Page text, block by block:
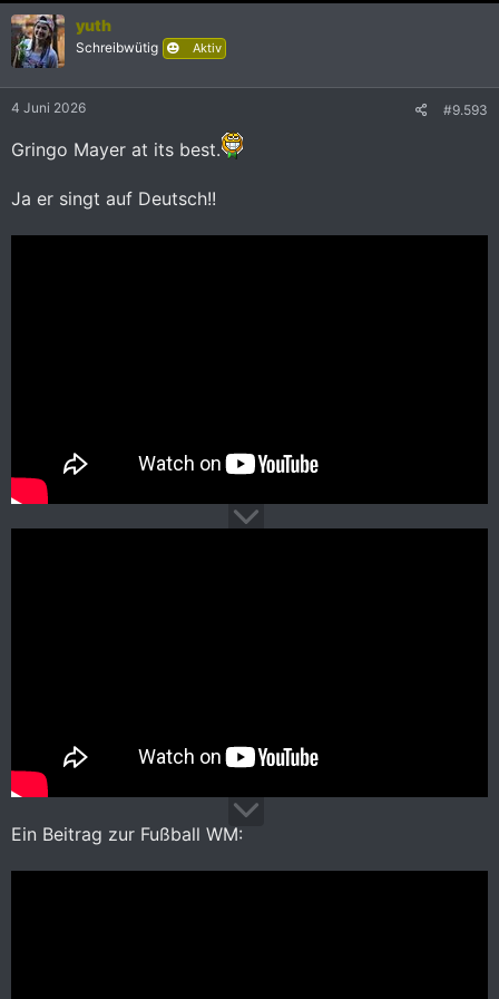
yuth
Schreibwütig Aktiv
4 Juni 2026 #9.593
Gringo Mayer at its best.
Ja er singt auf Deutsch!!
Ein Beitrag zur Fußball WM: